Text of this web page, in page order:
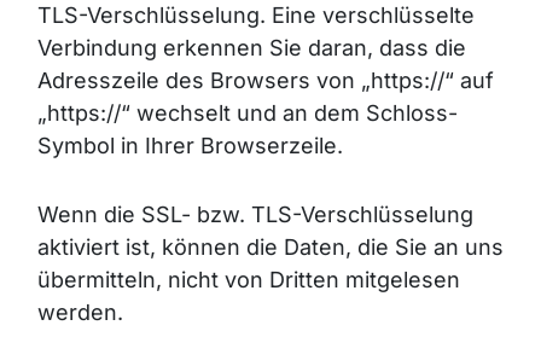
TLS-Verschlüsselung. Eine verschlüsselte
Verbindung erkennen Sie daran, dass die
Adresszeile des Browsers von „https://“ auf
„https://“ wechselt und an dem Schloss-
Symbol in Ihrer Browserzeile.
Wenn die SSL- bzw. TLS-Verschlüsselung
aktiviert ist, können die Daten, die Sie an uns
übermitteln, nicht von Dritten mitgelesen
werden.